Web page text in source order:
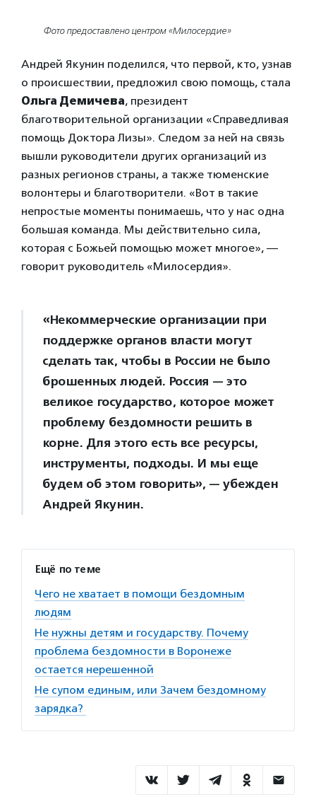
Фото предоставлено центром «Милосердие»
Андрей Якунин поделился, что первой, кто, узнав
о происшествии, предложил свою помощь, стала
Ольга Демичева, президент
благотворительной организации «Справедливая
помощь Доктора Лизы». Следом за ней на связь
вышли руководители других организаций из
разных регионов страны, а также тюменские
волонтеры и благотворители. «Вот в такие
непростые моменты понимаешь, что у нас одна
большая команда. Мы действительно сила,
которая с Божьей помощью может многое», —
говорит руководитель «Милосердия».
«Некоммерческие организации при
поддержке органов власти могут
сделать так, чтобы в России не было
брошенных людей. Россия — это
великое государство, которое может
проблему бездомности решить в
корне. Для этого есть все ресурсы,
инструменты, подходы. И мы еще
будем об этом говорить», — убежден
Андрей Якунин.
Ещё по теме
Чего не хватает в помощи бездомным
людям
Не нужны детям и государству. Почему
проблема бездомности в Воронеже
остается нерешенной
Не супом единым, или Зачем бездомному
зарядка?